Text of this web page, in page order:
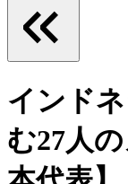
インド
む27人